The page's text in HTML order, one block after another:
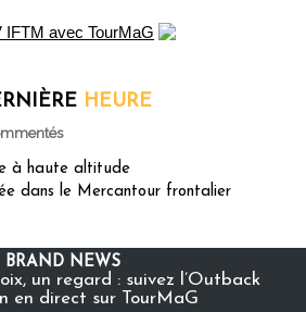
HEURE
à haute altitude
dans le Mercantour frontalier
BRAND NEWS
un regard : suivez l’Outback
en direct sur TourMaG